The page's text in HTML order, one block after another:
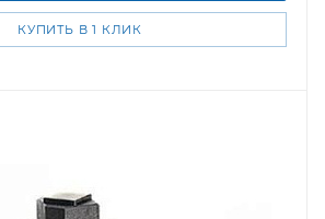
КУПИТЬ В 1 КЛИК